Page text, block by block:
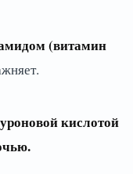
(витамин
кислотой